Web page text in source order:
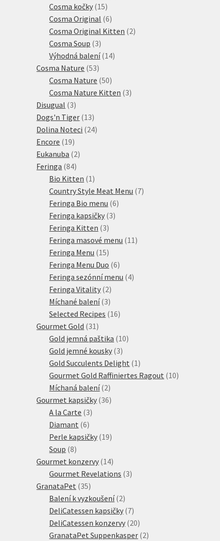
Cosma kočky 1515
produktů
Cosma Original 66
produktů
Cosma Original Kitten 22
Cosma Soup 33
produkty
Výhodná balení 1414
Cosma Nature 5353
produktů
Cosma Nature 5050
produktů
Cosma Nature Kitten 33
Disugual 33
produkty
Dogs'n Tiger 1313
produktů
Dolina Noteci 2424
Encore 1919
produktů
Eukanuba 22
Feringa 8484
produktů
Bio Kitten 1 1
produkt
Country Style Meat Menu 77
Feringa Bio menu 66
Feringa kapsičky 33
Feringa Kitten 33
produkty
Feringa masové menu 11 11
Feringa Menu 1515
produktů
Feringa Menu Duo 66
produktů
Feringa sezónní menu 44
Feringa Vitality 22
produkty
Míchané balení 33
produkty
Selected Recipes 1616
Gourmet Gold 31 31
produktů
Gold jemná paštika 1010
Gold jemné kousky 33
produkty
Gold Succulents Delight 1 1
produkt
Gourmet Gold Raffiniertes Ragout 1010
Míchaná balení 22
produkty
Gourmet kapsičky 3636
A la Carte 33
Diamant 66
produktů
Perle kapsičky 1919
Soup 88
produktů
Gourmet konzervy 1414
produktů
Gourmet Revelations 33
GranataPet 3535
produktů
Balení k vyzkoušení 22
produkty
DeliCatessen kapsičky 77
produktů
DeliCatessen konzervy 2020
produktů
GranataPet Suppenkasper 22